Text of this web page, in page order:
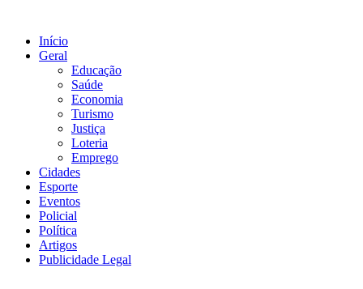
conteúdo
Início
Geral
Educação
Saúde
Economia
Turismo
Justiça
Loteria
Emprego
Cidades
Esporte
Eventos
Policial
Política
Artigos
Publicidade Legal